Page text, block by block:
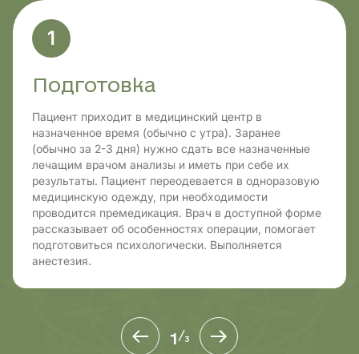
1
Подготовка
Пациент приходит в медицинский центр в
назначенное время (обычно с утра). Заранее
(обычно за 2-3 дня) нужно сдать все назначенные
лечащим врачом анализы и иметь при себе их
результаты. Пациент переодевается в одноразовую
медицинскую одежду, при необходимости
проводится премедикация. Врач в доступной форме
рассказывает об особенностях операции, помогает
подготовиться психологически. Выполняется
анестезия.
1/3